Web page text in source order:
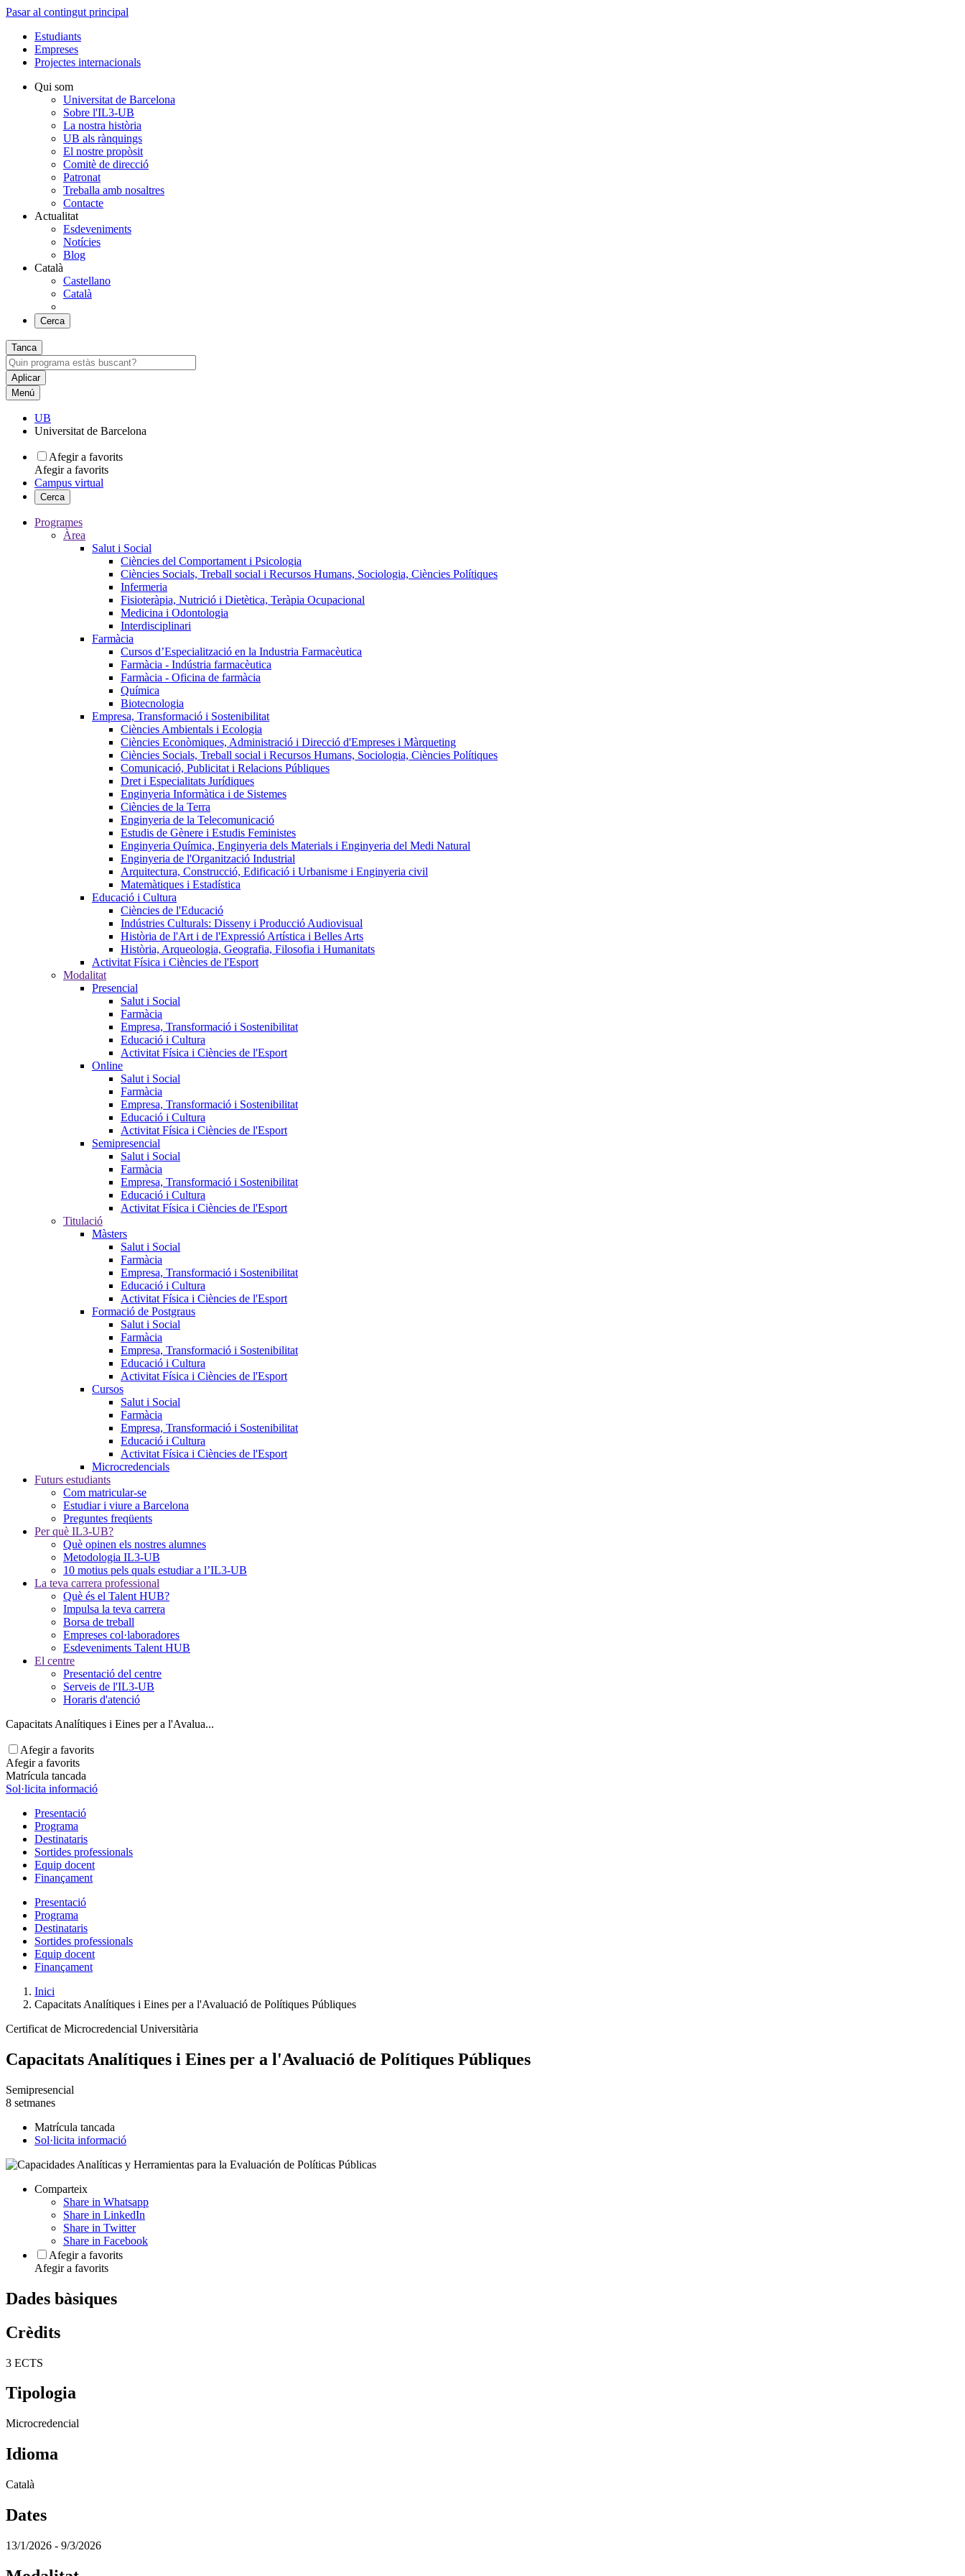
Pasar al contingut principal
Estudiants
Empreses
Projectes internacionals
Qui som
Universitat de Barcelona
Sobre l'IL3-UB
La nostra història
UB als rànquings
El nostre propòsit
Comitè de direcció
Patronat
Treballa amb nosaltres
Contacte
Actualitat
Esdeveniments
Notícies
Blog
Català
Castellano
Català
Cerca
Tanca
Menú
UB
Universitat de Barcelona
Afegir a favorits
Afegir a favorits
Campus virtual
Cerca
Programes
Àrea
Salut i Social
Ciències del Comportament i Psicologia
Ciències Socials, Treball social i Recursos Humans, Sociologia, Ciències Polítiques
Infermeria
Fisioteràpia, Nutrició i Dietètica, Teràpia Ocupacional
Medicina i Odontologia
Interdisciplinari
Farmàcia
Cursos d’Especialització en la Industria Farmacèutica
Farmàcia - Indústria farmacèutica
Farmàcia - Oficina de farmàcia
Química
Biotecnologia
Empresa, Transformació i Sostenibilitat
Ciències Ambientals i Ecologia
Ciències Econòmiques, Administració i Direcció d'Empreses i Màrqueting
Ciències Socials, Treball social i Recursos Humans, Sociologia, Ciències Polítiques
Comunicació, Publicitat i Relacions Públiques
Dret i Especialitats Jurídiques
Enginyeria Informàtica i de Sistemes
Ciències de la Terra
Enginyeria de la Telecomunicació
Estudis de Gènere i Estudis Feministes
Enginyeria Química, Enginyeria dels Materials i Enginyeria del Medi Natural
Enginyeria de l'Organització Industrial
Arquitectura, Construcció, Edificació i Urbanisme i Enginyeria civil
Matemàtiques i Estadística
Educació i Cultura
Ciències de l'Educació
Indústries Culturals: Disseny i Producció Audiovisual
Història de l'Art i de l'Expressió Artística i Belles Arts
Història, Arqueologia, Geografia, Filosofia i Humanitats
Activitat Física i Ciències de l'Esport
Modalitat
Presencial
Salut i Social
Farmàcia
Empresa, Transformació i Sostenibilitat
Educació i Cultura
Activitat Física i Ciències de l'Esport
Online
Salut i Social
Farmàcia
Empresa, Transformació i Sostenibilitat
Educació i Cultura
Activitat Física i Ciències de l'Esport
Semipresencial
Salut i Social
Farmàcia
Empresa, Transformació i Sostenibilitat
Educació i Cultura
Activitat Física i Ciències de l'Esport
Titulació
Màsters
Salut i Social
Farmàcia
Empresa, Transformació i Sostenibilitat
Educació i Cultura
Activitat Física i Ciències de l'Esport
Formació de Postgraus
Salut i Social
Farmàcia
Empresa, Transformació i Sostenibilitat
Educació i Cultura
Activitat Física i Ciències de l'Esport
Cursos
Salut i Social
Farmàcia
Empresa, Transformació i Sostenibilitat
Educació i Cultura
Activitat Física i Ciències de l'Esport
Microcredencials
Futurs estudiants
Com matricular-se
Estudiar i viure a Barcelona
Preguntes freqüents
Per què IL3-UB?
Què opinen els nostres alumnes
Metodologia IL3-UB
10 motius pels quals estudiar a l’IL3-UB
La teva carrera professional
Què és el Talent HUB?
Impulsa la teva carrera
Borsa de treball
Empreses col·laboradores
Esdeveniments Talent HUB
El centre
Presentació del centre
Serveis de l'IL3-UB
Horaris d'atenció
Capacitats Analítiques i Eines per a l'Avalua...
Afegir a favorits
Afegir a favorits
Matrícula tancada
Sol·licita informació
Presentació
Programa
Destinataris
Sortides professionals
Equip docent
Finançament
Presentació
Programa
Destinataris
Sortides professionals
Equip docent
Finançament
Inici
Capacitats Analítiques i Eines per a l'Avaluació de Polítiques Públiques
Certificat de Microcredencial Universitària
Capacitats Analítiques i Eines per a l'Avaluació de Polítiques Públiques
Semipresencial
8 setmanes
Matrícula tancada
Sol·licita informació
Comparteix
Share in Whatsapp
Share in LinkedIn
Share in Twitter
Share in Facebook
Afegir a favorits
Afegir a favorits
Dades bàsiques
Crèdits
3 ECTS
Tipologia
Microcredencial
Idioma
Català
Dates
13/1/2026 - 9/3/2026